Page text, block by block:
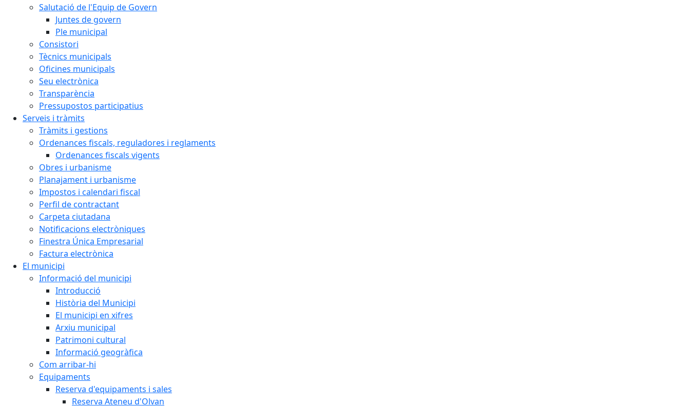
Salutació de l'Equip de Govern
Juntes de govern
Ple municipal
Consistori
Tècnics municipals
Oficines municipals
Seu electrònica
Transparència
Pressupostos participatius
Serveis i tràmits
Tràmits i gestions
Ordenances fiscals, reguladores i reglaments
Ordenances fiscals vigents
Obres i urbanisme
Planajament i urbanisme
Impostos i calendari fiscal
Perfil de contractant
Carpeta ciutadana
Notificacions electròniques
Finestra Única Empresarial
Factura electrònica
El municipi
Informació del municipi
Introducció
Història del Municipi
El municipi en xifres
Arxiu municipal
Patrimoni cultural
Informació geogràfica
Com arribar-hi
Equipaments
Reserva d'equipaments i sales
Reserva Ateneu d'Olvan